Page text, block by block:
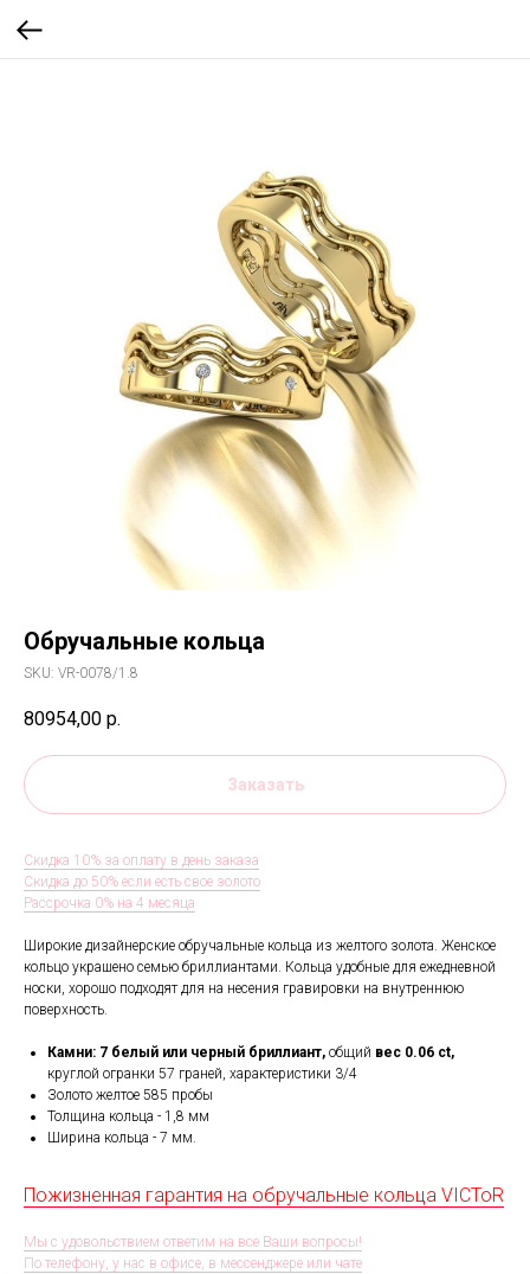
Обручальные кольца
SKU: VR-0078/1.8
80954,00 р.
Заказать
Скидка 10% за оплату в день заказа
Скидка до 50% если есть свое золото
Рассрочка 0% на 4 месяца
Широкие дизайнерские обручальные кольца из желтого золота. Женское
кольцо украшено семью бриллиантами. Кольца удобные для ежедневной
носки, хорошо подходят для на несения гравировки на внутреннюю
поверхность.
Камни: 7 белый или черный бриллиант, общий вес 0.06 ct,
круглой огранки 57 граней, характеристики 3/4
Золото желтое 585 пробы
Толщина кольца - 1,8 мм
Ширина кольца - 7 мм.
Пожизненная гарантия на обручальные кольца VICToR
Мы с удовольствием ответим на все Ваши вопросы!
По телефону, у нас в офисе, в мессенджере или чате